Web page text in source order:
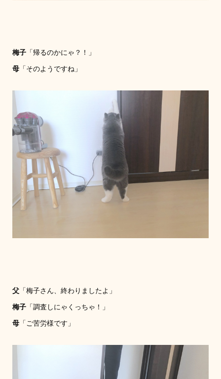
梅子「帰るのかにゃ？！」
母「そのようですね」
父「梅子さん、終わりましたよ」
梅子「調査しにゃくっちゃ！」
母「ご苦労様です」